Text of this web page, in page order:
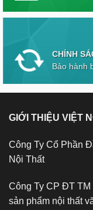
CHÍNH
Bảo hành
GIỚI THIỆU VIỆT
Công Ty Cổ Phần
Nội Thất
Công Ty CP ĐT
sản phẩm nội thất